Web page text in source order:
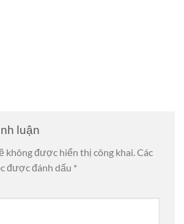
luận
không được hiển thị công khai.Các
được đánh dấu *